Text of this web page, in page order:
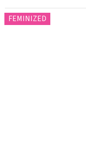
FEMINIZED